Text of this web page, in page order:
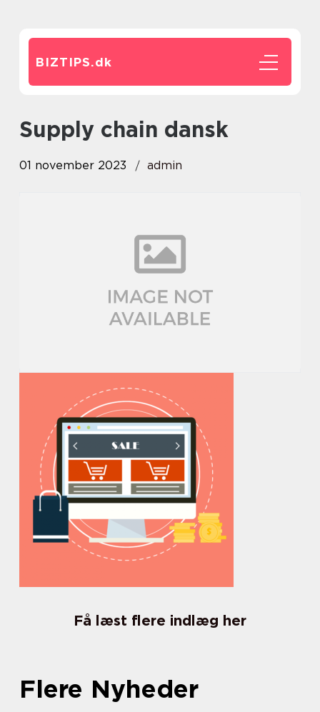
BIZTIPS.dk
supply chain dansk
01 november 2023 admin
Få læst flere indlæg her
Flere Nyheder